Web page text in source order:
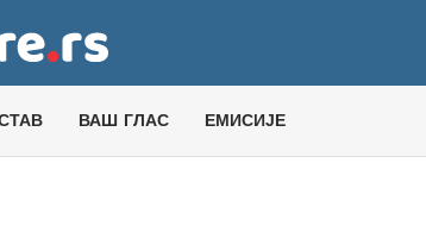
ВАШ ГЛАС ЕМИСИЈЕ